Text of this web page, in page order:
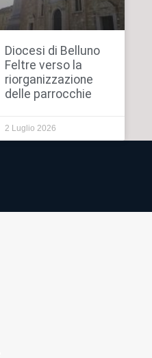
Diocesi di Belluno
Feltre verso la
riorganizzazione
delle parrocchie
2 Luglio 2026